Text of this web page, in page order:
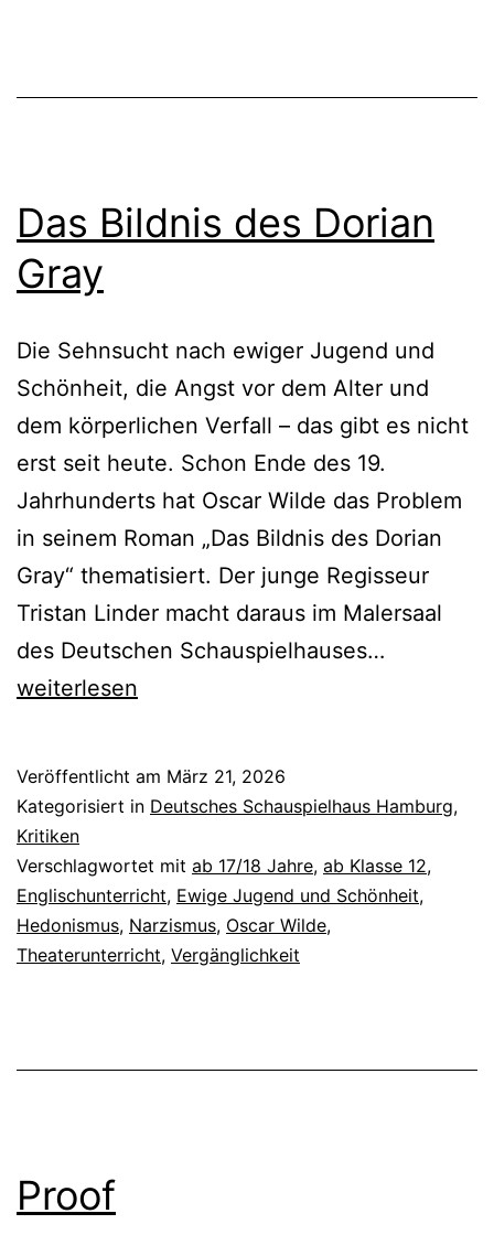
Das Bildnis des Dorian
Gray
Die Sehnsucht nach ewiger Jugend und
Schönheit, die Angst vor dem Alter und
dem körperlichen Verfall – das gibt es nicht
erst seit heute. Schon Ende des 19.
Jahrhunderts hat Oscar Wilde das Problem
in seinem Roman „Das Bildnis des Dorian
Gray“ thematisiert. Der junge Regisseur
Tristan Linder macht daraus im Malersaal
des Deutschen Schauspielhauses…
Gray
weiterlesen
Veröffentlicht am März 21, 2026
Kategorisiert in Deutsches Schauspielhaus Hamburg,
Kritiken
Verschlagwortet mit ab 17/18 Jahre, ab Klasse 12,
Englischunterricht, Ewige Jugend und Schönheit,
Hedonismus, Narzismus, Oscar Wilde,
Theaterunterricht, Vergänglichkeit
Proof